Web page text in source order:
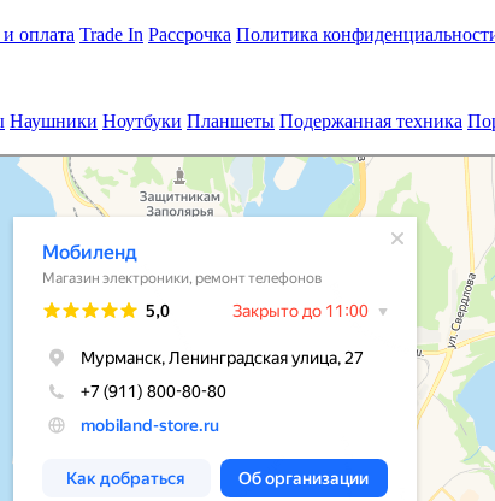
оплата Trade In Рассрочка Политика
Наушники Ноутбуки Планшеты Подержанная техника